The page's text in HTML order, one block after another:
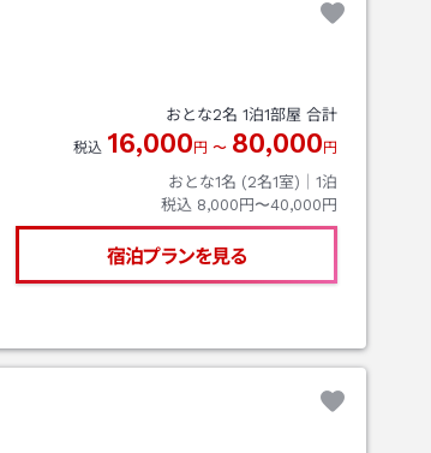
おとな2名 1泊1部屋 合計
税込 16,000 円 〜 80,000 円
おとな1名 (2名1室)｜ 1泊
税込 8,000円〜40,000円
宿泊プランを見る